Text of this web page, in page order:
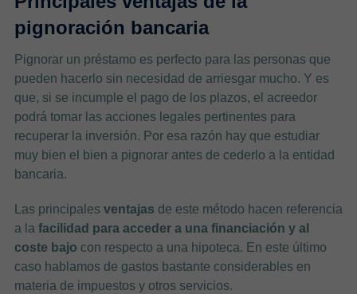
pignoración bancaria
Pignorar un préstamo es perfecto para las personas que
pueden hacerlo sin necesidad de arriesgar mucho. Y es
que, si se incumple el pago de los plazos, el acreedor
podrá tomar las acciones legales pertinentes para
recuperar la inversión. Por esa razón hay que estudiar
muy bien el bien a pignorar antes de cederlo a la entidad
bancaria.
Las principales ventajas de este método hacen referencia
a la facilidad para acceder a una financiación y al
coste bajo con respecto a una hipoteca. En este último
caso hablamos de gastos bastante considerables en
materia de impuestos y otros servicios.